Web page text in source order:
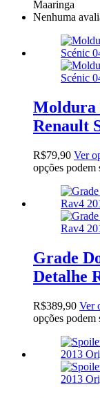
Maaringa
Nenhuma
Moldura
Renault
R$79,90 Ver
opções podem
Grade
Detalhe
R$389,90 Ver
opções podem